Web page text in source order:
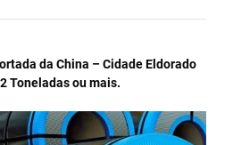
da China – Cidade Eldorado
Toneladas ou mais.